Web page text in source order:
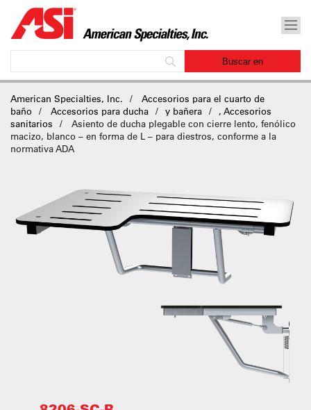
American Specialties, Inc.
Accesorios para el cuarto de
baño
Accesorios para ducha y bañera
, Accesorios
sanitarios
Asiento de ducha plegable con cierre lento, fenólico
macizo, blanco – en forma de L – para diestros, conforme a la
normativa ADA